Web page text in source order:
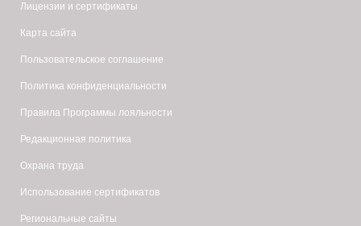
стадии;
эпилепсия;
заболевания
крови.
Лицензии и сертификаты
Карта сайта
Пользовательское соглашение
Политика конфиденциальности
Правила Программы лояльности
Редакционная политика
Охрана труда
Использование сертификатов
Региональные сайты